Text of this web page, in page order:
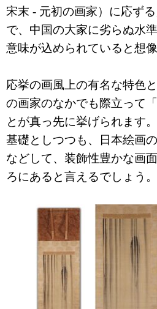
宋末 - 元初の画家）に応ず
で、中国の大家に劣らぬ水
意味が込められていると想像
応挙の画風上の有名な特色
の画家のなかでも際立って「
とが真っ先に挙げられます
基礎としつつも、日本絵画
などして、装飾性豊かな画
ろにあると言えるでしょう。